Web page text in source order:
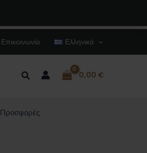
Επικοινωνία Ελληνικά
Αναζήτηση 0,00 €
Προσφορές